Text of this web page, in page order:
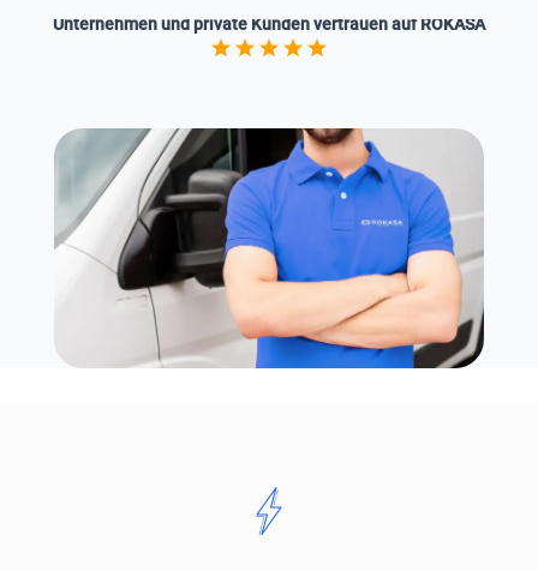
Unternehmen und private Kunden vertrauen auf ROKASA